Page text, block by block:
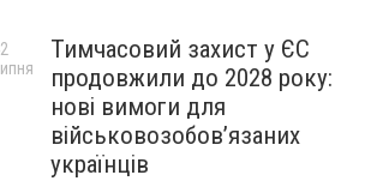
Тимчасовий захист у ЄС
продовжили до 2028 року:
нові вимоги для
військовозобов’язаних
українців